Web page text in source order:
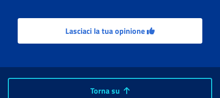
Lasciaci la tua opinione
Torna su